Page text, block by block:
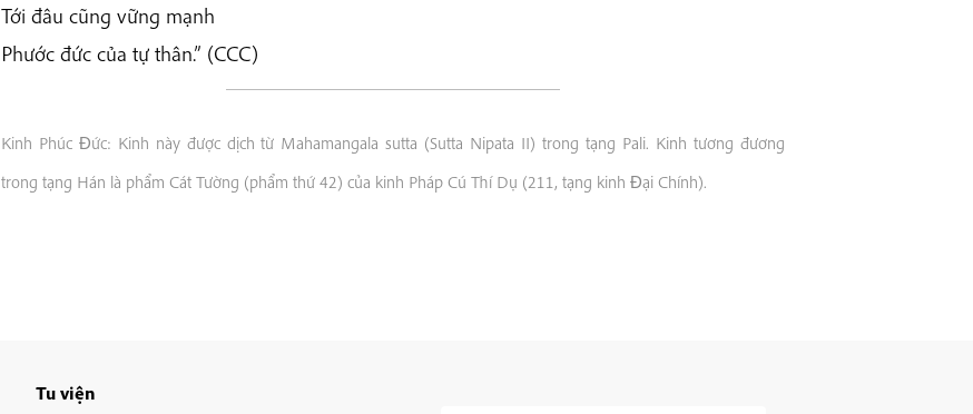
Tới đâu cũng vững mạnh
Phước đức của tự thân.” (CCC)
Kinh Phúc Ðức: Kinh này được dịch từ Mahamangala sutta (Sutta Nipata II) trong tạng Pali. Kinh tương đương
trong tạng Hán là phẩm Cát Tường (phẩm thứ 42) của kinh Pháp Cú Thí Dụ (211, tạng kinh Ðại Chính).
Tu viện